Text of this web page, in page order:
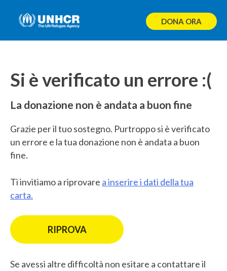
DONA ORA
Si è verificato un errore :(
La donazione non è andata a buon fine
Grazie per il tuo sostegno. Purtroppo si è verificato
un errore e la tua donazione non è andata a buon
fine.
Ti invitiamo a riprovare a inserire i dati della tua
carta.
RIPROVA
Se avessi altre difficoltà non esitare a contattare il